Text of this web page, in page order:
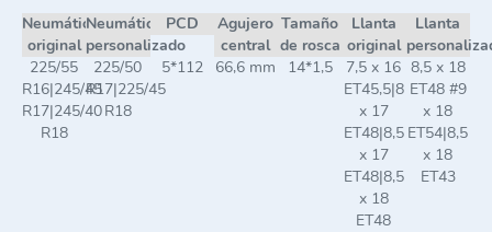
Neumático
original
Neumático
personalizado
PCD
Agujero
central
Tamaño
de rosca
Llanta
original
Llanta
225/55
R16|245/45
R17|245/40
R18
225/50
R17|225/45
R18
5*112 66,6 mm 14*1,5
7,5 x 16
ET45,5|8
x 17
ET48|8,5
x 17
ET48|8,5
x 18
ET48
8,5 x 18
ET48 #9
x 18
ET54|8,5
x 18
ET43